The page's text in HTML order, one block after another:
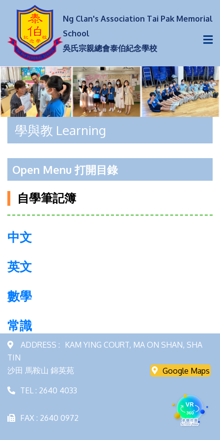
Ng Clan's Association Tai Pak Memorial
School
吳氏宗親總會泰伯紀念學校
學與教 Learning
Open Menu 打開目錄
自學筆記簿
中文
英文
數學
常識
ADDRESS : KAM YING COURT, MA ON SHAN, SHA
TIN
沙田 馬鞍山 錦英苑
Google Maps
TEL : 2640 4033
FAX : 2640 0972